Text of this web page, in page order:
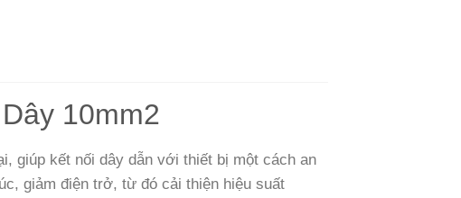
10mm2
giúp kết nối dây dẫn với thiết bị một cách an
giảm điện trở, từ đó cải thiện hiệu suất